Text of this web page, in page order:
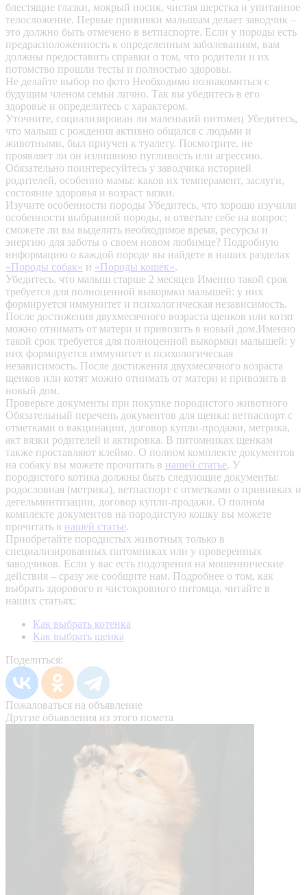
блестящие глазки, мокрый носик, чистая шерстка и упитанное
телосложение. Первые прививки малышам делает заводчик –
это должно быть отмечено в ветпаспорте. Если у породы есть
предрасположенность к определенным заболеваниям, вам
должны предоставить справки о том, что родители и их
потомство прошли тесты и полностью здоровы.
Не делайте выбор по фото Необходимо познакомиться с
будущим членом семьи лично. Так вы убедитесь в его
здоровье и определитесь с характером.
Уточните, социализирован ли маленький питомец Убедитесь,
что малыш с рождения активно общался с людьми и
животными, был приучен к туалету. Посмотрите, не
проявляет ли он излишнюю пугливость или агрессию.
Обязательно поинтересуйтесь у заводчика историей
родителей, особенно мамы: каков их темперамент, заслуги,
состояние здоровья и возраст вязки.
Изучите особенности породы Убедитесь, что хорошо изучили
особенности выбранной породы, и ответьте себе на вопрос:
сможете ли вы выделить необходимое время, ресурсы и
энергию для заботы о своем новом любимце? Подробную
информацию о каждой породе вы найдете в наших разделах
«Породы собак» и «Породы кошек».
Убедитесь, что малыш старше 2 месяцев Именно такой срок
требуется для полноценной выкормки малышей: у них
формируется иммунитет и психологическая независимость.
После достижения двухмесячного возраста щенков или котят
можно отнимать от матери и привозить в новый дом.Именно
такой срок требуется для полноценной выкормки малышей: у
них формируется иммунитет и психологическая
независимость. После достижения двухмесячного возраста
щенков или котят можно отнимать от матери и привозить в
новый дом.
Проверьте документы при покупке породистого животного
Обязательный перечень документов для щенка: ветпаспорт с
отметками о вакцинации, договор купли-продажи, метрика,
акт вязки родителей и актировка. В питомниках щенкам
также проставляют клеймо. О полном комплекте документов
на собаку вы можете прочитать в нашей статье. У
породистого котика должны быть следующие документы:
родословная (метрика), ветпаспорт с отметками о прививках и
дегельминтизации, договор купли-продажи. О полном
комплекте документов на породистую кошку вы можете
прочитать в нашей статье.
Приобретайте породистых животных только в
специализированных питомниках или у проверенных
заводчиков. Если у вас есть подозрения на мошеннические
действия – сразу же сообщите нам. Подробнее о том, как
выбрать здорового и чистокровного питомца, читайте в
наших статьях:
Как выбрать котенка
Как выбрать щенка
Поделиться:
Пожаловаться на объявление
Другие объявления из этого помета